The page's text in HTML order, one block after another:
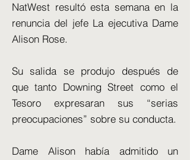
NatWest resultó esta semana en la
renuncia del jefe La ejecutiva Dame
Alison Rose.
Su salida se produjo después de
que tanto Downing Street como el
Tesoro expresaran sus “serias
preocupaciones” sobre su conducta.
Dame Alison había admitido un